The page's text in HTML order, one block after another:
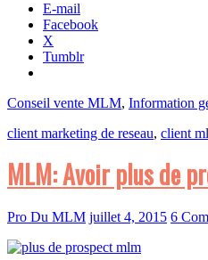
E-mail
Facebook
X
Tumblr
Conseil vente MLM, Information
client marketing de reseau, client
MLM: Avoir plus de
Pro Du MLM juillet 4, 2015 6